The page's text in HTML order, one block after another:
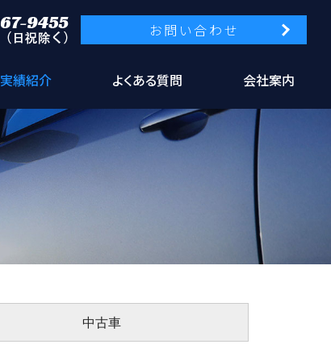
お問い合わせ
実績紹介 よくある質問 会社案内
中古車